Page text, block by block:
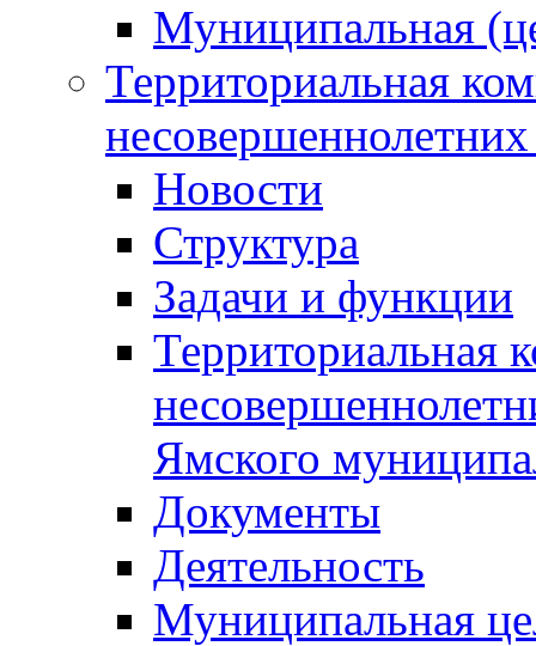
Муниципальная
Территориальная
Новости
Структура
Задачи и функции
Территориальная
Ямского
Документы
Деятельность
Муниципальная